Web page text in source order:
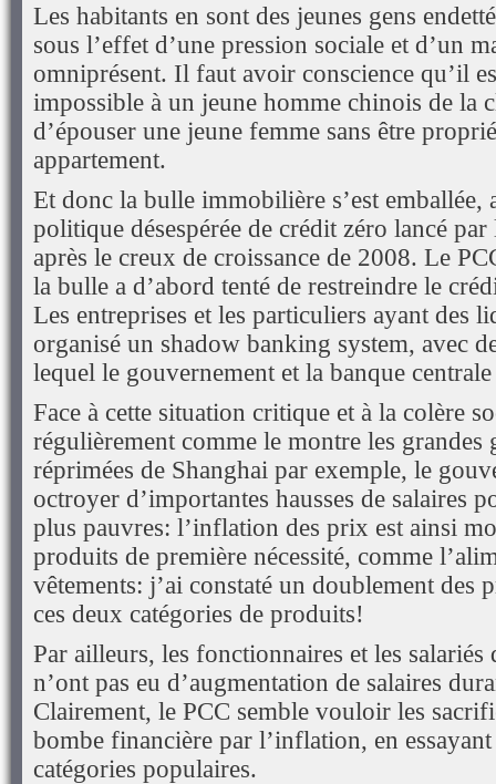
Les habitants en sont des jeunes gens
sous l’effet d’une pression sociale et d’un
omniprésent. Il faut avoir conscience qu’il
impossible à un jeune homme chinois de la
d’épouser une jeune femme sans être
appartement.
Et donc la bulle immobilière s’est emballée,
politique désespérée de crédit zéro lancé
après le creux de croissance de 2008. Le
la bulle a d’abord tenté de restreindre le
Les entreprises et les particuliers ayant des
organisé un shadow banking system, avec
lequel le gouvernement et la banque
Face à cette situation critique et à la colère
régulièrement comme le montre les grandes
réprimées de Shanghai par exemple, le
octroyer d’importantes hausses de salaires
plus pauvres: l’inflation des prix est ainsi
produits de première nécessité, comme
vêtements: j’ai constaté un doublement des
ces deux catégories de produits!
Par ailleurs, les fonctionnaires et les salariés
n’ont pas eu d’augmentation de salaires
Clairement, le PCC semble vouloir les
bombe financière par l’inflation, en
catégories populaires.